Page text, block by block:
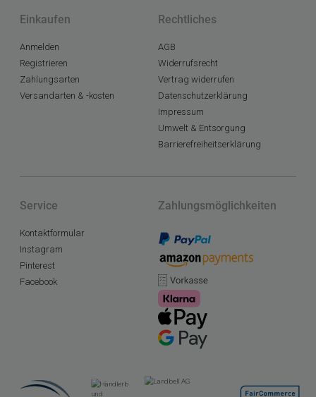
Einkaufen
Anmelden
Registrieren
Zahlungsarten
Versandarten & -kosten
Rechtliches
AGB
Widerrufsrecht
Vertrag widerrufen
Datenschutzerklärung
Impressum
Umwelt & Entsorgung
Barrierefreiheitserklärung
Service
Kontaktformular
Instagram
Pinterest
Facebook
Zahlungsmöglichkeiten